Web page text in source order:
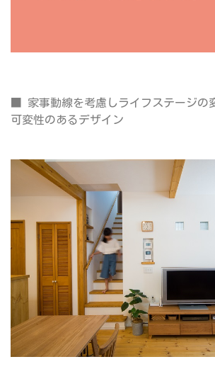
■ 家事動線を考慮しライフステージの
可変性のあるデザイン